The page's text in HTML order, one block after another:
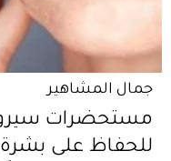
جمال المشاهير
مستحضرات
للحفاظ على